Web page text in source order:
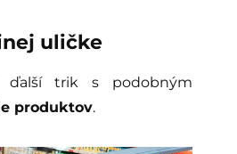
uličke
ďalší trik s podobným
produktov.